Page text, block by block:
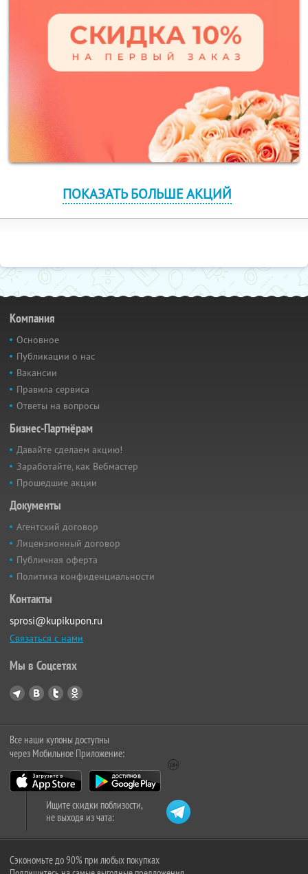
ПОКАЗАТЬ БОЛЬШЕ АКЦИЙ
Компания
Основное
Публикации о нас
Вакансии
Правила сервиса
Ответы на вопросы
Бизнес-Партнёрам
Давайте сделаем акцию!
Заработайте, как Вебмастер
Прошедшие акции
Документы
Агентский договор
Лицензионный договор
Публичная оферта
Политика конфиденциальности
Контакты
sprosi@kupikupon.ru
Связаться с нами
Мы в Соцсетях
Все наши купоны доступны
через Мобильное Приложение:
Ищите скидки поблизости,
не выходя из чата:
Сэкономьте до 90% при любых покупках